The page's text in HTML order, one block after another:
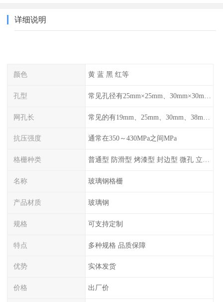
详细说明
颜色 黄 蓝 黑 红等
孔型
网孔长
抗压强度 通常在350～430MPa之间MPa
格栅种类 普通型 防滑型 ‌烤漆型 封边型 ‌微孔 立体 加砂覆面型 平面型
名称 玻璃钢格栅
产品材质 玻璃钢
规格 可支持定制
特点 多种规格 品质保障
优势 实体发货
价格 出厂价